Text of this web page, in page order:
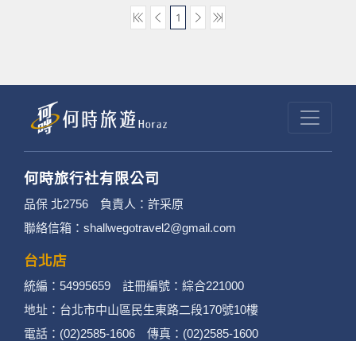
1
何時旅行社有限公司
品保 北2756 負責人：許采原
聯絡信箱：shallwegotravel2@gmail.com
台北店
統編：54995659 註冊編號：綜合221000
地址：台北市中山區民生東路二段170號10樓
電話：(02)2585-1606 傳真：(02)2585-1600